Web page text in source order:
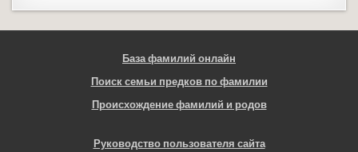
База фамилий онлайн
Поиск семьи предков по фамилии
Происхождение фамилий и родов
Руководство пользователя сайта